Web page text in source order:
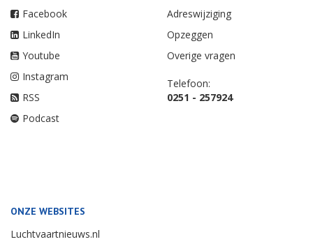
Facebook
LinkedIn
Youtube
Instagram
RSS
Podcast
Adreswijziging
Opzeggen
Overige vragen
Telefoon:
0251 - 257924
ONZE WEBSITES
Luchtvaartnieuws.nl